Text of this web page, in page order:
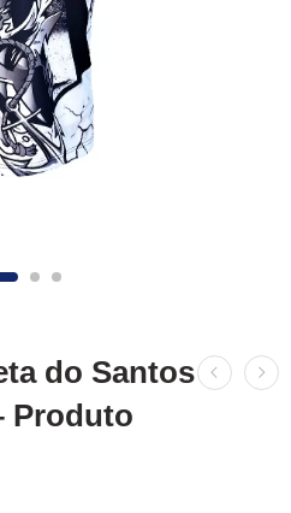
do Santos
Produto